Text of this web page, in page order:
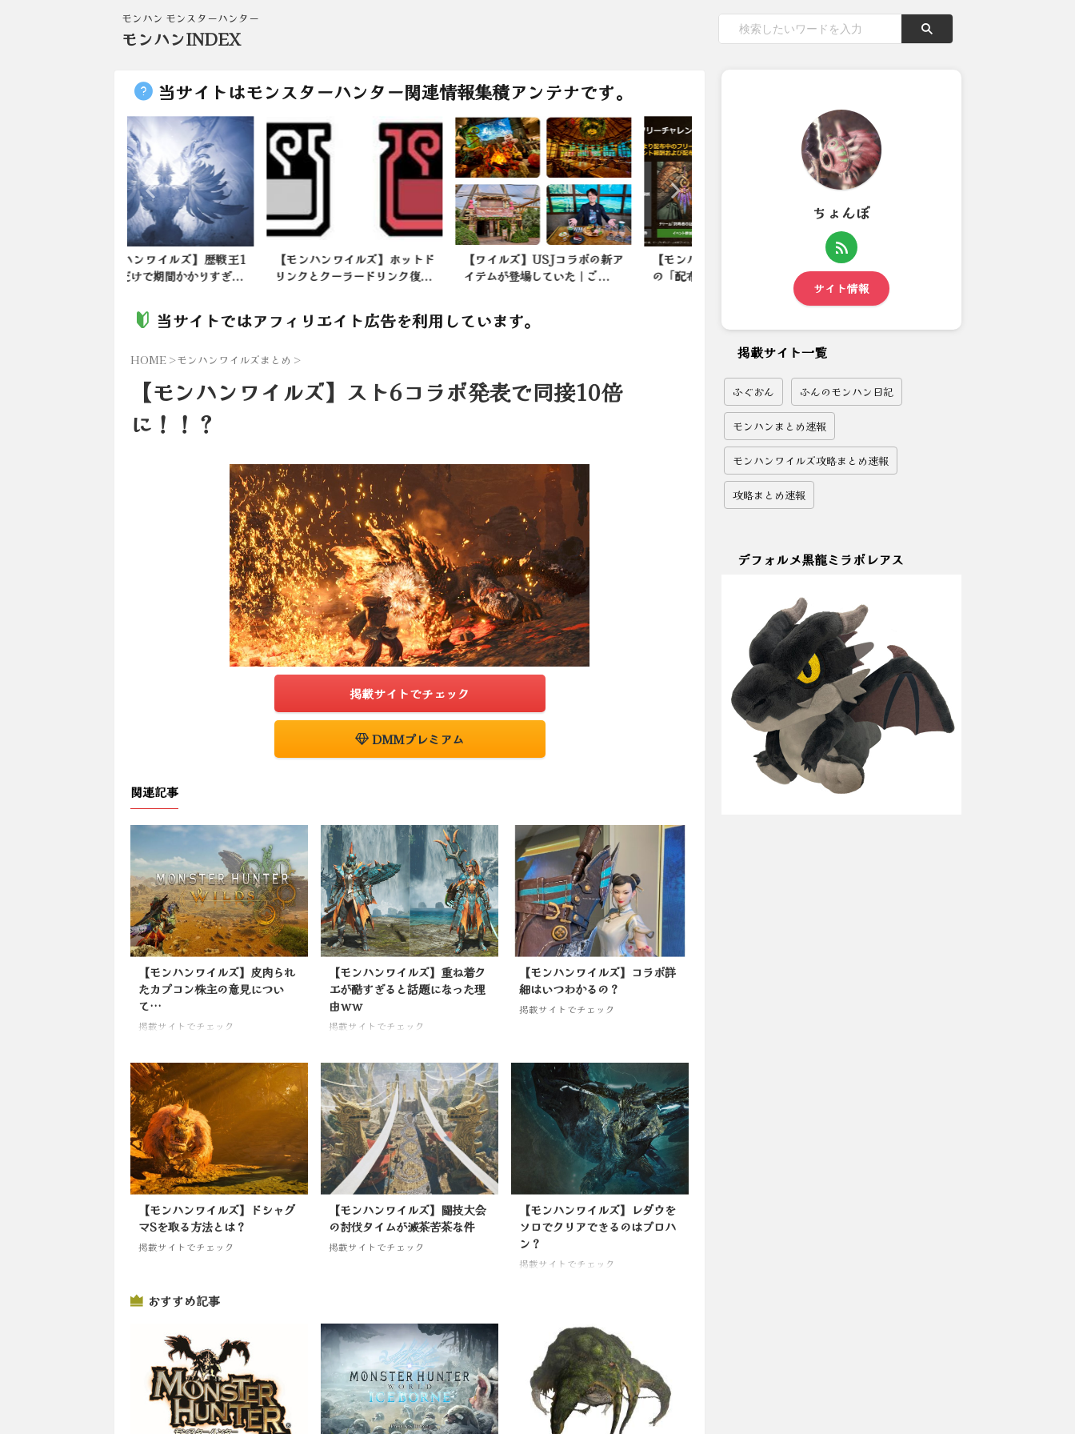
モンハン モンスターハンター
モンハンINDEX
当サイトはモンスターハンター関連情報集積アンテナです。
【モンハンワイルズ】ホットド
リンクとクーラードリンク復...
【ワイルズ】USJコラボの新ア
イテムが登場していた｜ご...
【モンハンワイルズ】チャーム
の「配布」は辞める気無いの...
【モンハンワイルズ】いい加減
キャラクリはチケット制やめ...
当サイトではアフィリエイト広告を利用しています。
HOME >モンハンワイルズまとめ >
【モンハンワイルズ】スト6コラボ発表で同接10倍
に！！？
掲載サイトでチェック
DMMプレミアム
関連記事
【モンハンワイルズ】皮肉られ
たカプコン株主の意見につい
て…
掲載サイトでチェック
【モンハンワイルズ】重ね着ク
エが酷すぎると話題になった理
由ｗｗ
掲載サイトでチェック
【モンハンワイルズ】コラボ詳
細はいつわかるの？
掲載サイトでチェック
【モンハンワイルズ】ドシャグ
マSを取る方法とは？
掲載サイトでチェック
【モンハンワイルズ】闘技大会
の討伐タイムが滅茶苦茶な件
掲載サイトでチェック
【モンハンワイルズ】レダウを
ソロでクリアできるのはプロハ
ン？
掲載サイトでチェック
おすすめ記事
ちょんぼ
サイト情報
掲載サイト一覧
ふぐおん ふんのモンハン日記
モンハンまとめ速報
モンハンワイルズ攻略まとめ速報
攻略まとめ速報
デフォルメ黒龍ミラボレアス